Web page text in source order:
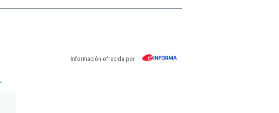
Información ofrecida por